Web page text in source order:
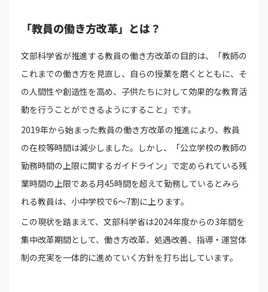
「教員の働き方改革」とは？
文部科学省が推進する教員の働き方改革の目的は、「教師の
これまでの働き方を見直し、自らの授業を磨くとともに、そ
の人間性や創造性を高め、子供たちに対して効果的な教育活
動を行うことができるようにすること」です。
2019年から始まった教員の働き方改革の推進により、教員
の在校等時間は減少しました。しかし、「公立学校の教師の
勤務時間の上限に関するガイドライン」で定められている残
業時間の上限である月45時間を超えて勤務しているとみら
れる教員は、小中学校で6～7割に上ります。
この現状を踏まえて、文部科学省は2024年度からの3年間を
集中改革期間として、働き方改革、処遇改善、指導・運営体
制の充実を一体的に進めていく方針を打ち出しています。